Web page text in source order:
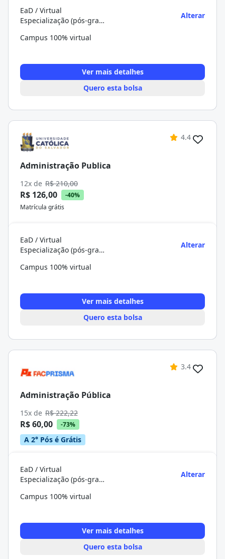
EaD / Virtual
Especialização (pós-graduação)
Alterar
Campus 100% virtual
Ver mais detalhes
Quero esta bolsa
4.4
Administração Publica
12x de R$ 210,00
R$ 126,00
-40%
Matrícula grátis
EaD / Virtual
Especialização (pós-graduação)
Alterar
Campus 100% virtual
Ver mais detalhes
Quero esta bolsa
3.4
Administração Pública
15x de R$ 222,22
R$ 60,00 -73%
A 2° Pós é Grátis
EaD / Virtual
Especialização (pós-graduação)
Alterar
Campus 100% virtual
Ver mais detalhes
Quero esta bolsa